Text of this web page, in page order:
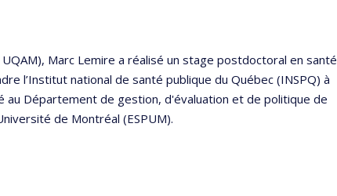
Marc Lemire a réalisé un stage postdoctoral en santé
l’Institut national de santé publique du Québec (INSPQ) à
Département de gestion, d'évaluation et de politique de
de Montréal (ESPUM).